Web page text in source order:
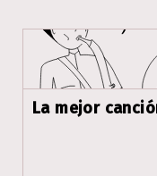
La mejor